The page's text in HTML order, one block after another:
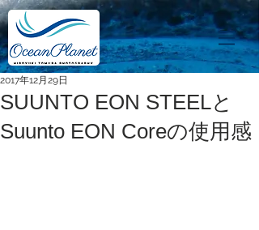
SUUNTO EON STEELと
Suunto EON Coreの使用感
2017年12月29日